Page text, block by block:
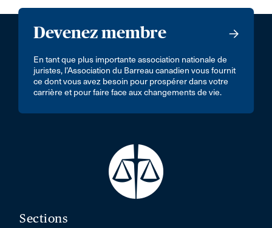
Devenez membre
En tant que plus importante association nationale de
juristes, l’Association du Barreau canadien vous fournit
ce dont vous avez besoin pour prospérer dans votre
carrière et pour faire face aux changements de vie.
Sections